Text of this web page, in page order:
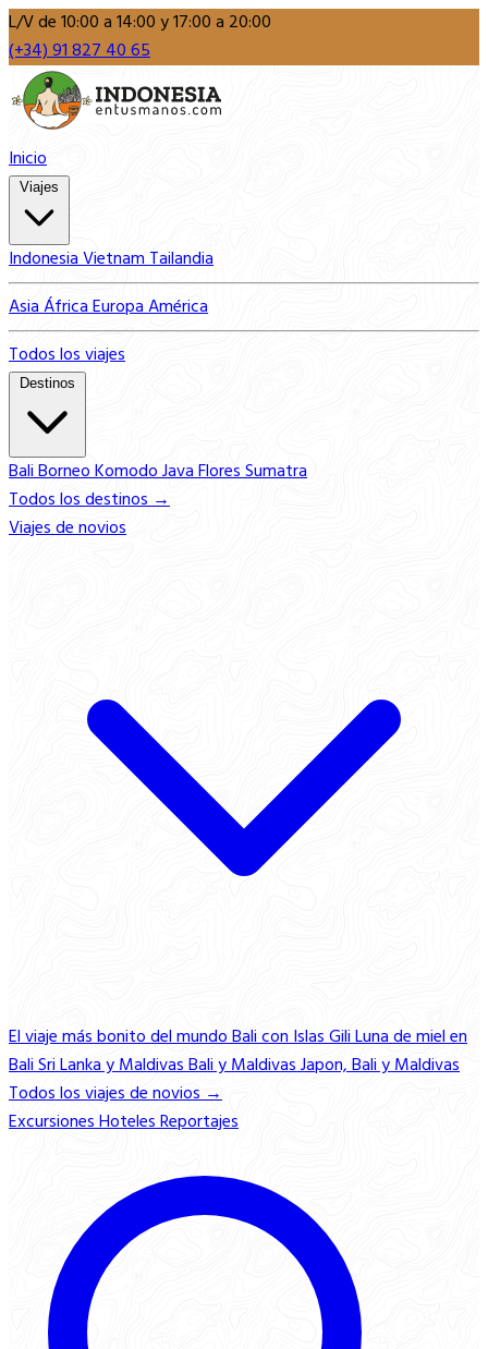
L/V de 10:00 a 14:00 y 17:00 a 20:00
(+34) 91 827 40 65
Inicio
IndonesiaVietnamTailandia
AsiaÁfricaEuropaAmérica
Todos los viajes
BaliBorneoKomodoJavaFloresSumatra
Todos los destinos →
Viajes de novios
El viaje más bonito del mundoBali con Islas GiliLuna de miel en
BaliSri Lanka y MaldivasBali y MaldivasJapon, Bali y Maldivas
Todos los viajes de novios →
ExcursionesHotelesReportajes